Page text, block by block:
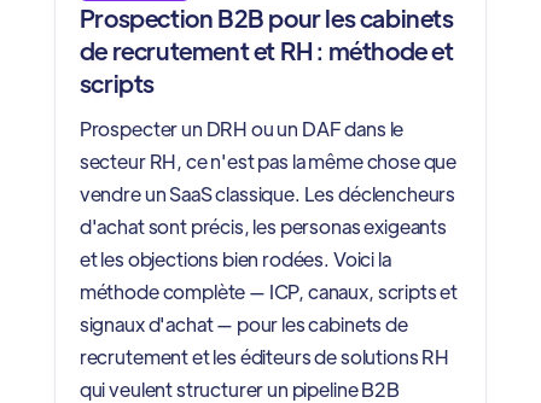
Prospection B2B pour les cabinets
de recrutement et RH : méthode et
scripts
Prospecter un DRH ou un DAF dans le
secteur RH, ce n'est pas la même chose que
vendre un SaaS classique. Les déclencheurs
d'achat sont précis, les personas exigeants
et les objections bien rodées. Voici la
méthode complète — ICP, canaux, scripts et
signaux d'achat — pour les cabinets de
recrutement et les éditeurs de solutions RH
qui veulent structurer un pipeline B2B